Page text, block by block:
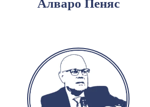
Алваро Пеняс